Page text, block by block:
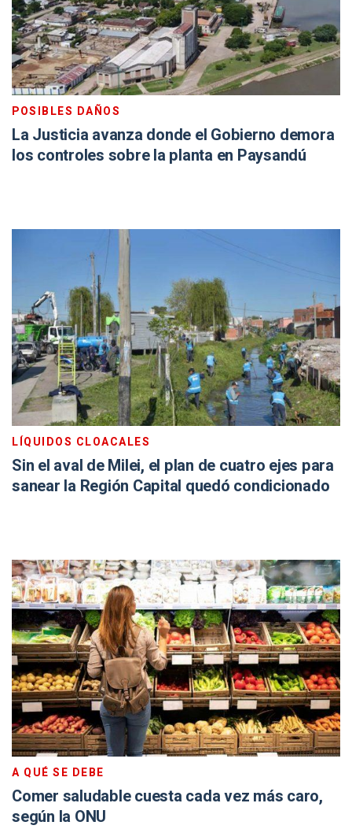
POSIBLES DAÑOS
La Justicia avanza donde el Gobierno demora
los controles sobre la planta en Paysandú
LÍQUIDOS CLOACALES
Sin el aval de Milei, el plan de cuatro ejes para
sanear la Región Capital quedó condicionado
A QUÉ SE DEBE
Comer saludable cuesta cada vez más caro,
según la ONU